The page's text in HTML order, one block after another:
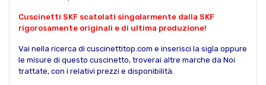
Cuscinetti SKF scatolati singolarmente dalla SKF
rigorosamente originali e di ultima produzione!
Vai nella ricerca di cuscinettitop.com e inserisci la sigla oppure
le misure di questo cuscinetto, troverai altre marche da Noi
trattate, con i relativi prezzi e disponibilità.